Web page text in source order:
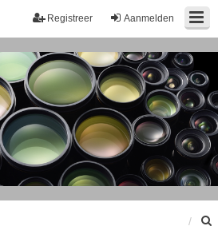
Aanmelden
Registreer